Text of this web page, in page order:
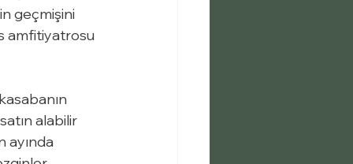
geçmişini
amfitiyatrosu
alabilir
ayında